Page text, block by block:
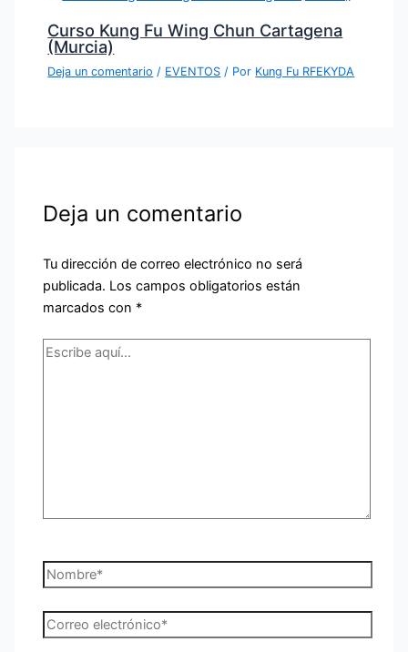
Curso Kung Fu Wing Chun Cartagena
(Murcia)
Deja un comentario / EVENTOS / Por Kung Fu RFEKYDA
Deja un comentario
Tu dirección de correo electrónico no será
publicada. Los campos obligatorios están
marcados con *
Escribe
Nombre*
Correo
electrónico*